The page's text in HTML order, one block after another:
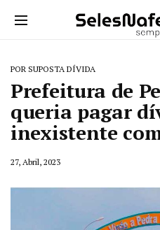
POR SUPOSTA DÍVIDA
Prefeitura de
queria pagar
inexistente
27, Abril, 2023